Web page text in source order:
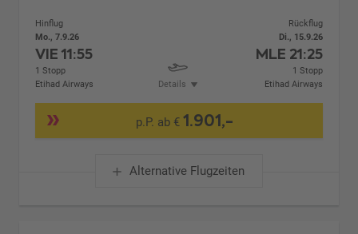
Hinflug
Mo., 7.9.26
VIE11:55
1 Stopp
Etihad Airways
Details
Rückflug
Di., 15.9.26
MLE 21:25
1 Stopp
Etihad Airways
p.P. ab €1.901,-
Alternative Flugzeiten